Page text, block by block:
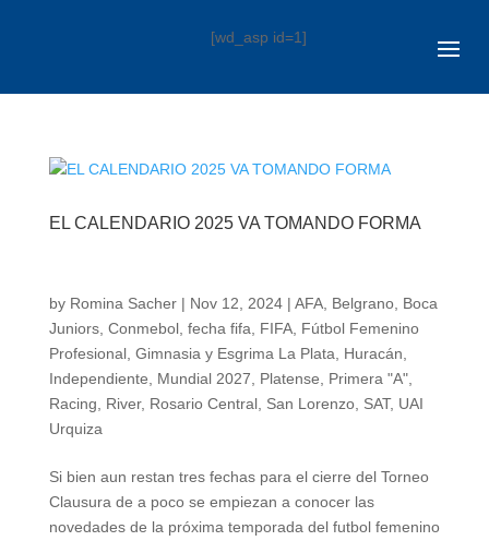
[wd_asp id=1]
EL CALENDARIO 2025 VA TOMANDO FORMA
by Romina Sacher| Nov 12, 2024| AFA, Belgrano, Boca
Juniors, Conmebol, fecha fifa FIFA, Fútbol Femenino
Profesional, Gimnasia y Esgrima La Plata Huracán
Independiente
Mundial 2027 Platense Primera "A",
Racing
River, Rosario Central, San Lorenzo, SAT, UAI
Urquiza
Si bien aun restan tres fechas para el cierre del Torneo
Clausura de a poco se empiezan a conocer las
novedades de la próxima temporada del futbol femenino